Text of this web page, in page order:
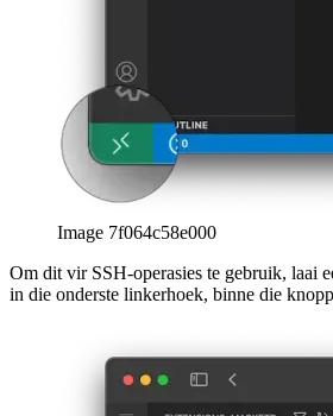
Image 7f064c58e000